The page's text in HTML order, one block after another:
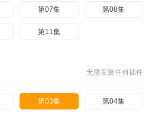
第07集 第08集
第11集
无需安装任何插件
第03集 第04集